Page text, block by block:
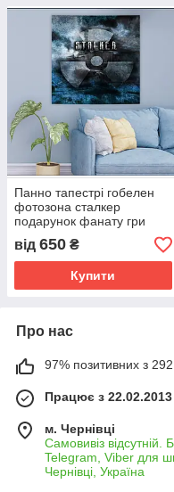
Панно тапестрі гобелен
фотозона сталкер
подарунок фанату гри
Чорнобиль логотип 1
від 650 ₴
Купити
Про нас
97% позитивних з 292
Працює з 22.02.2013
м. Чернівці
Самовивіз
Telegram, Viber для
Чернівці, Україна